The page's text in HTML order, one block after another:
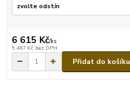
6 615 Kč/ks
5 467 Kč bez DPH
Přidat do košíku